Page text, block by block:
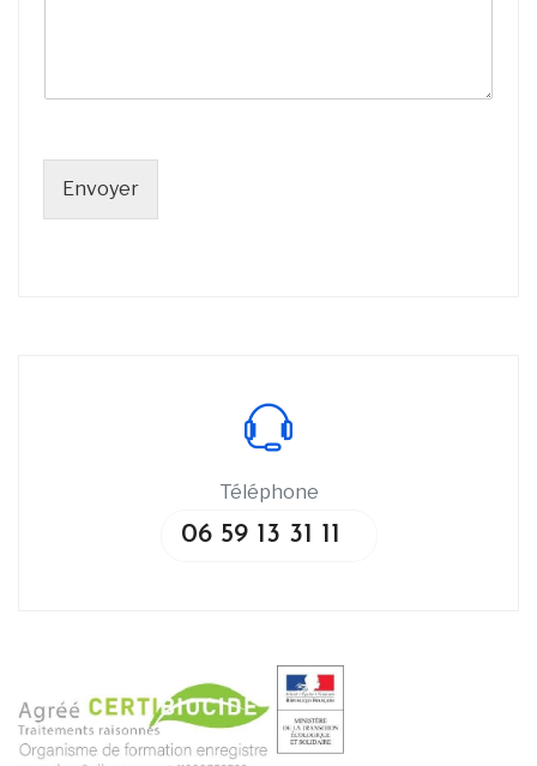
Envoyer
Téléphone
06 59 13 31 11